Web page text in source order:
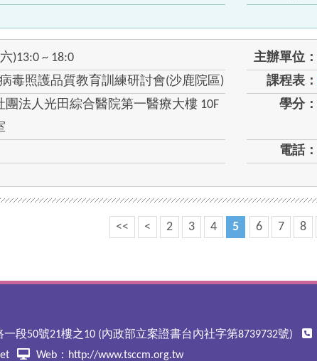
)13:0 ~ 18:0 主辦單位：
毒照護品質教育訓練研討會(沙鹿院區)
課程表：
團法人光田綜合醫院第一醫療大樓 10F
學分：
電話：
<< < 2 3 4 5 6 7 8
段50號21樓之10 (內政部立案證書台內社字第8739732號)
Web： http://www.tsccm.org.tw